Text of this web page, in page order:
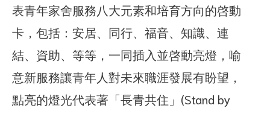
表青年家舍服務八大元素和培育方向的啓動
卡，包括：安居、同行、福音、知識、連
結、資助、等等，一同插入並啓動亮燈，喻
意新服務讓青年人對未來職涯發展有盼望，
點亮的燈光代表著「長青共住」(Stand by